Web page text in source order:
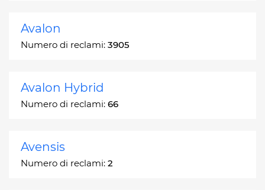
Avalon
Numero di reclami: 3905
Avalon Hybrid
Numero di reclami: 66
Avensis
Numero di reclami: 2